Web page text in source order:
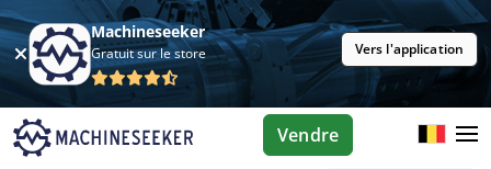
Machineseeker
Gratuit sur le store Vers l'application
Vendre